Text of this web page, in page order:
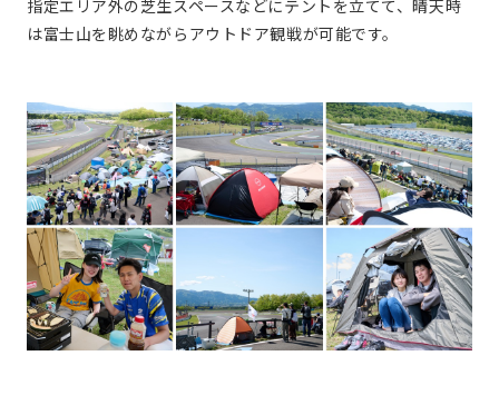
指定エリア外の芝生スペースなどにテントを立てて、晴天時
は富士山を眺めながらアウトドア観戦が可能です。